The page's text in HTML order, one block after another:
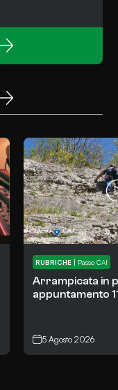
RUBRICHE| Passo CAI
Arrampicata in
appuntamento
5 Agosto 2026